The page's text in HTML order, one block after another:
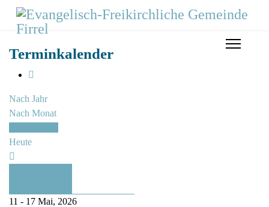
Terminkalender
Nach Jahr
Nach Monat
Heute
11 - 17 Mai, 2026